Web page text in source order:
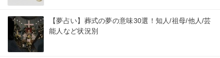
【夢占い】葬式の夢の意味30選！知人/祖母/他人/芸
能人など状況別